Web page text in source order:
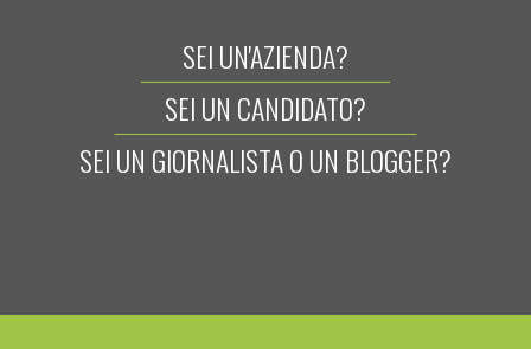
SEI UN'AZIENDA?
SEI UN CANDIDATO?
SEI UN GIORNALISTA O UN BLOGGER?